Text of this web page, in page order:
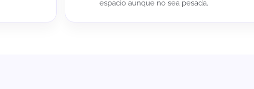
espacio aunque no sea pesada.